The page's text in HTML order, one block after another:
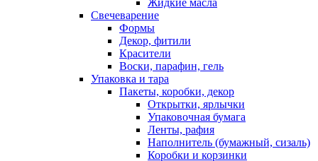
Жидкие масла
Свечеварение
Формы
Декор, фитили
Красители
Воски, парафин, гель
Упаковка и тара
Пакеты, коробки, декор
Открытки, ярлычки
Упаковочная бумага
Ленты, рафия
Наполнитель (бумажный, сизаль)
Коробки и корзинки